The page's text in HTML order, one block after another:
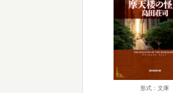
形式：文庫